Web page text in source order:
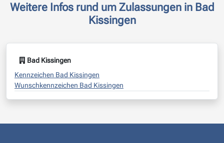
Weitere Infos rund um Zulassungen in Bad
Kissingen
Bad Kissingen
Kennzeichen Bad Kissingen
Wunschkennzeichen Bad Kissingen